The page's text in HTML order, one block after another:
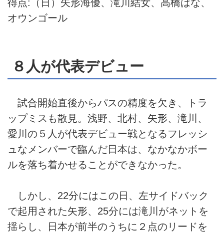
得点:（日）矢形海優、滝川結女、高橋はな、
オウンゴール
８人が代表デビュー
試合開始直後からパスの精度を欠き、トラ
ップミスも散見。浅野、北村、矢形、滝川、
愛川の５人が代表デビュー戦となるフレッシ
ュなメンバーで臨んだ日本は、なかなかボー
ルを落ち着かせることができなかった。
しかし、22分にはこの日、左サイドバック
で起用された矢形、25分には滝川がネットを
揺らし、日本が前半のうちに２点のリードを